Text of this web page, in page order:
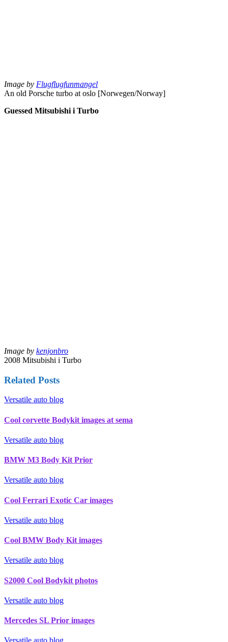
Image by Flugflugfunmangel
An old Porsche turbo at oslo [Norwegen/Norway]
Guessed Mitsubishi i Turbo
Image by kenjonbro
2008 Mitsubishi i Turbo
Related Posts
Versatile auto blog
Cool corvette Bodykit images at sema
Versatile auto blog
BMW M3 Body Kit Prior
Versatile auto blog
Cool Ferrari Exotic Car images
Versatile auto blog
Cool BMW Body Kit images
Versatile auto blog
S2000 Cool Bodykit photos
Versatile auto blog
Mercedes SL Prior images